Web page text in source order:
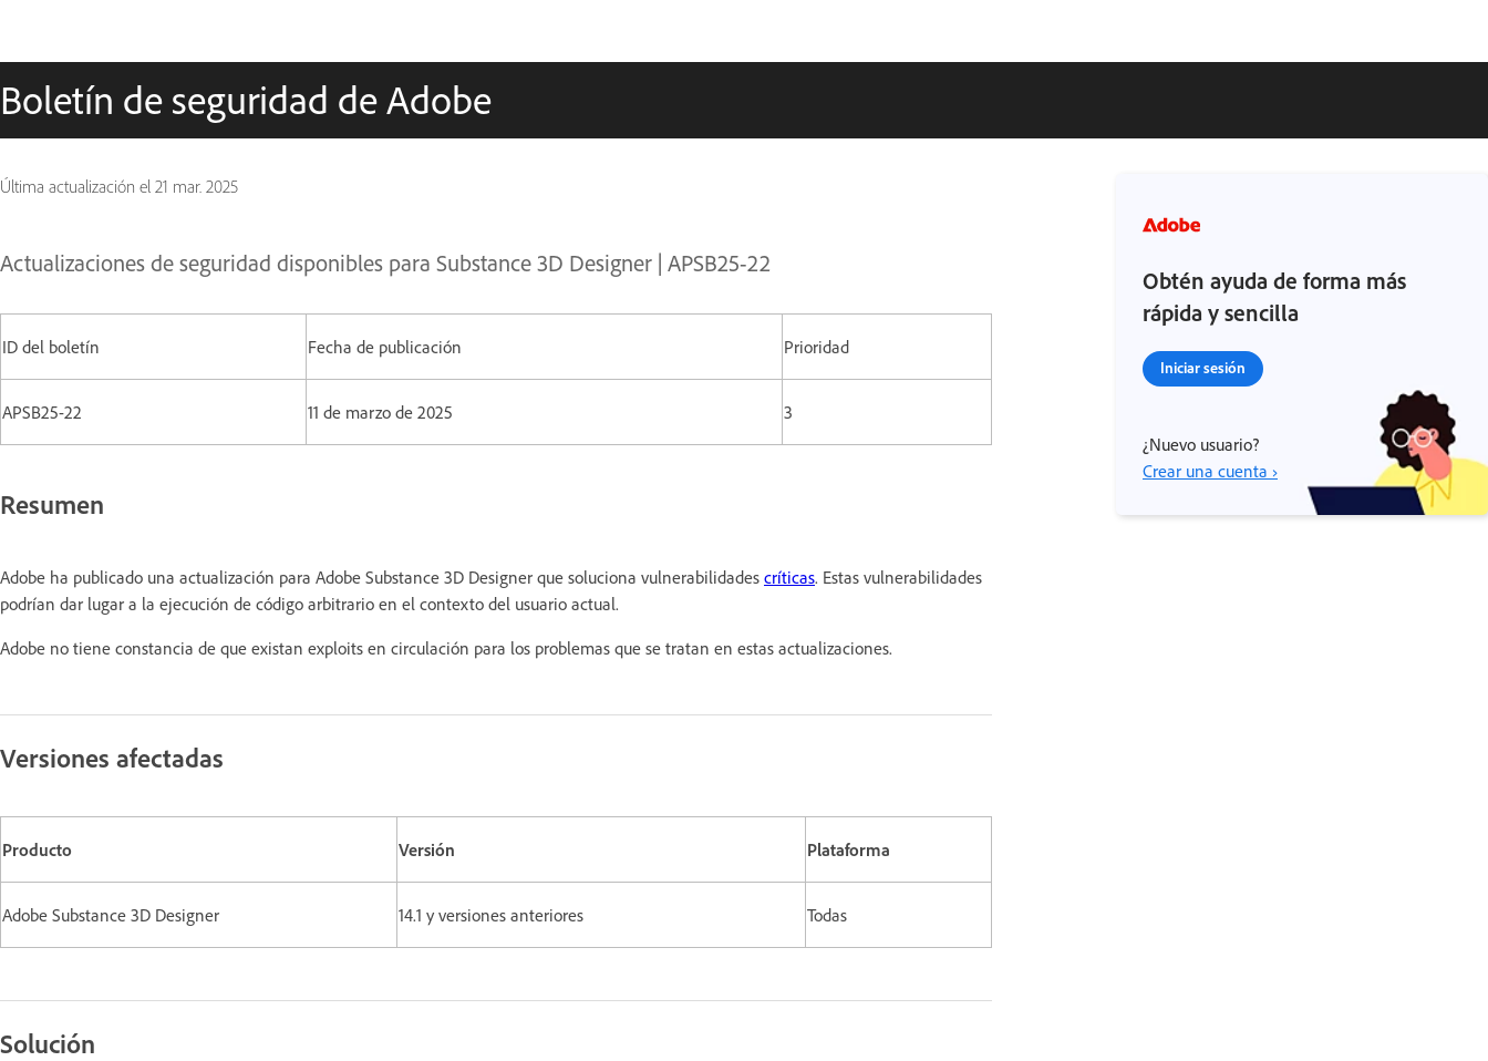
Boletín de seguridad de Adobe
Última actualización el 21 mar. 2025
Actualizaciones de seguridad disponibles para Substance 3D Designer | APSB25-22
ID del boletín Fecha de publicación Prioridad
APSB25-22 11 de marzo de 2025 3
Resumen
Adobe ha publicado una actualización para Adobe Substance 3D Designer que soluciona vulnerabilidades críticas. Estas vulnerabilidades
podrían dar lugar a la ejecución de código arbitrario en el contexto del usuario actual.
Adobe no tiene constancia de que existan exploits en circulación para los problemas que se tratan en estas actualizaciones.
Versiones afectadas
Producto Versión Plataforma
Adobe Substance 3D Designer 14.1 y versiones anteriores Todas
Solución
Obtén ayuda de forma más
rápida y sencilla
Iniciar sesión
¿Nuevo usuario?
Crear una cuenta ›